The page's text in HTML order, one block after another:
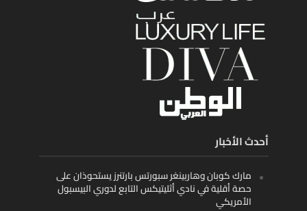
أحدث الأخبار
مارك كوبان وهاربينغر سبورتس بارتنرز يستحوذان على
حصة أقلية في نادي أثليتيكس التابع لدوري البيسبول
الأمريكي